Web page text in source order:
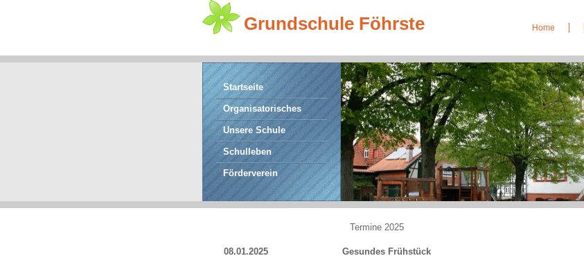
Grundschule Föhrste Home
Startseite
Organisatorisches
Unsere Schule
Schulleben
Förderverein
Termine 2025
08.01.2025 Gesundes Frühstück